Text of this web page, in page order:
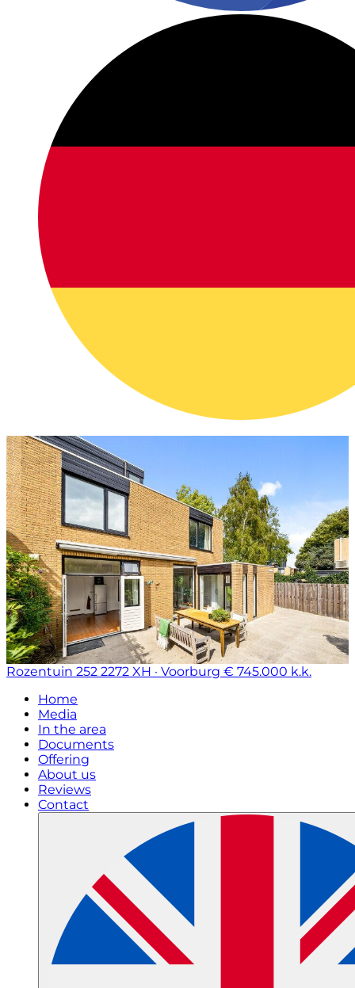
Rozentuin 252 2272 XH · Voorburg € 745.000 k.k.
Home
Media
In the area
Documents
Offering
About us
Reviews
Contact